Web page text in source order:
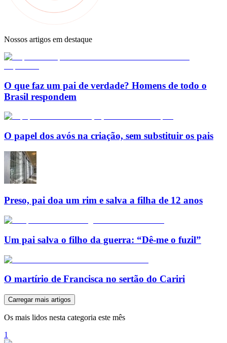
Nossos artigos em destaque
O que faz um pai de verdade? Homens de todo o
Brasil respondem
O papel dos avós na criação, sem substituir os pais
Preso, pai doa um rim e salva a filha de 12 anos
Um pai salva o filho da guerra: “Dê-me o fuzil”
O martírio de Francisca no sertão do Cariri
Carregar mais artigos
Os mais lidos nesta categoria este mês
1